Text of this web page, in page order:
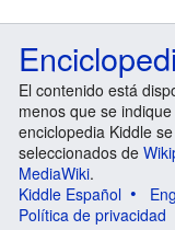
El contenido está
menos que se
enciclopedia Kiddle
seleccionados de
MediaWiki.
Kiddle Español
Política de privacidad